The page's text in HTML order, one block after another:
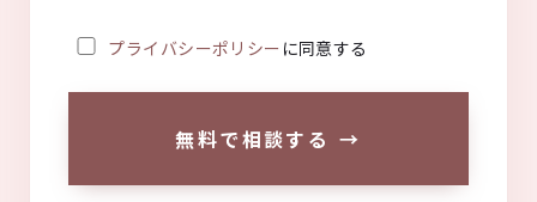
プライバシーポリシー に同意する
無料で相談する →